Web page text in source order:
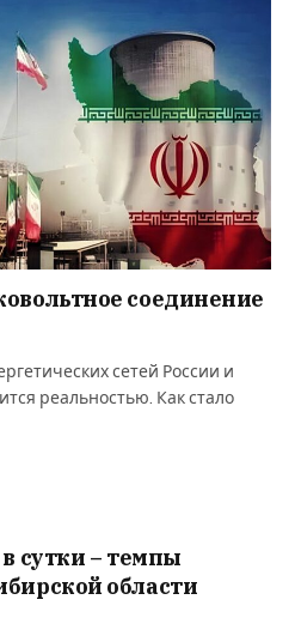
соединение
сетей России и
реальностью. Как стало
сутки – темпы
области